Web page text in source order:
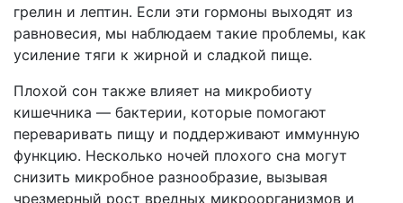
грелин и лептин. Если эти гормоны выходят из
равновесия, мы наблюдаем такие проблемы, как
усиление тяги к жирной и сладкой пище.
Плохой сон также влияет на микробиоту
кишечника — бактерии, которые помогают
переваривать пищу и поддерживают иммунную
функцию. Несколько ночей плохого сна могут
снизить микробное разнообразие, вызывая
чрезмерный рост вредных микроорганизмов и